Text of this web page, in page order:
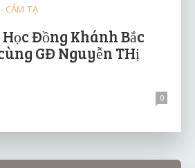
CẢM TẠ
Học Đồng Khánh Bắc
GĐ Nguyễn THị
0